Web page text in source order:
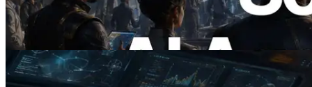
제하는 시대
이 글 읽기